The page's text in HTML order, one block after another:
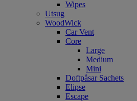
Wipes
Utsug
WoodWick
Car Vent
Core
Large
Medium
Mini
Doftpåsar Sachets
Elipse
Escape